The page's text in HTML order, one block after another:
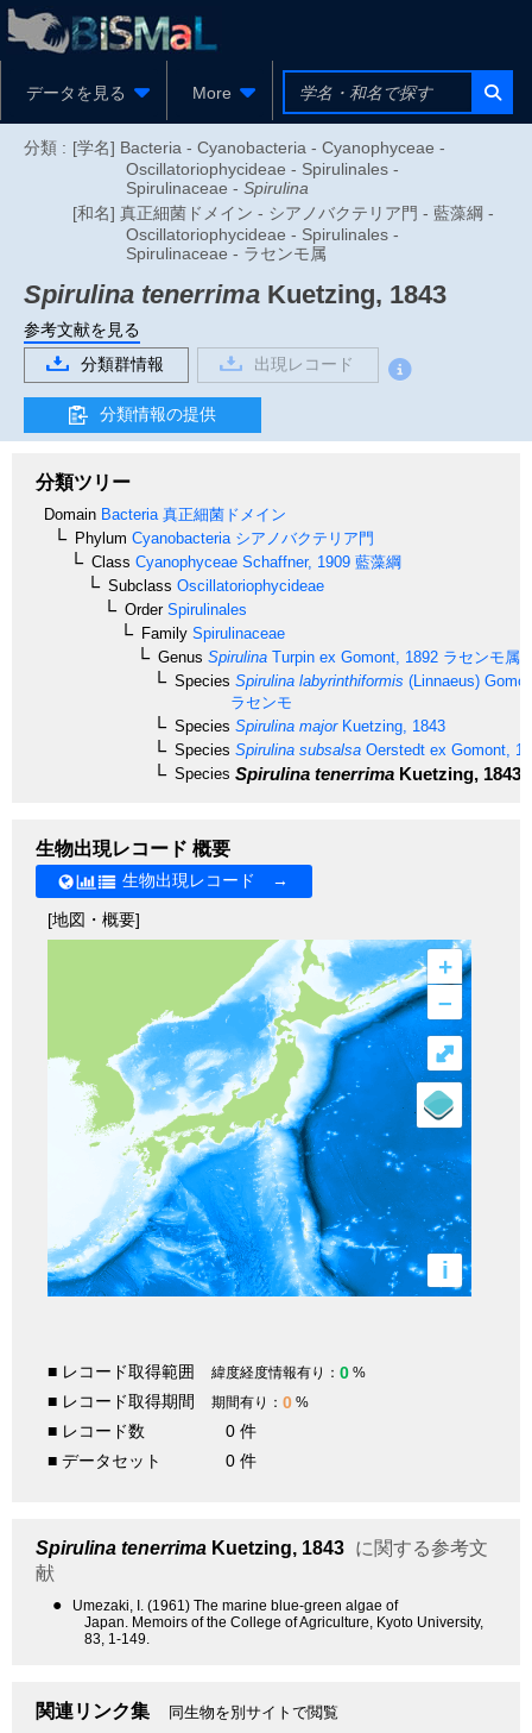
データを見る More
分類 : [学名] Bacteria - Cyanobacteria - Cyanophyceae -
Oscillatoriophycideae - Spirulinales -
Spirulinaceae - Spirulina
[和名] 真正細菌ドメイン - シアノバクテリア門 - 藍藻綱 -
Oscillatoriophycideae - Spirulinales -
Spirulinaceae - ラセンモ属
Spirulina tenerrima Kuetzing, 1843
参考文献を見る
分類群情報
出現レコード
分類情報の提供
分類ツリー
Domain Bacteria 真正細菌ドメイン
Phylum Cyanobacteria シアノバクテリア門
Class Cyanophyceae Schaffner, 1909 藍藻綱
Subclass Oscillatoriophycideae
OrderSpirulinales
Family Spirulinaceae
Genus Spirulina Turpin ex Gomont, 1892 ラセンモ属
Species Spirulina labyrinthiformis (Linnaeus)
ラセンモ
Species Spirulina majorKuetzing, 1843
Species Spirulina subsalsa Oerstedt ex Gomont,
Species Spirulina tenerrima Kuetzing, 1843
生物出現レコード 概要
生物出現レコード →
[地図・概要]
+
–
i
⤢
■ レコード取得範囲 緯度経度情報有り： 0 %
■ レコード取得期間 期間有り： 0 %
■ レコード数
0 件
■ データセット
0 件
Spirulina tenerrima Kuetzing, 1843 に関する参考文
献
●
Umezaki, I. (1961) The marine blue-green algae of
Japan. Memoirs of the College of Agriculture, Kyoto University,
83, 1-149.
関連リンク集 同生物を別サイトで閲覧